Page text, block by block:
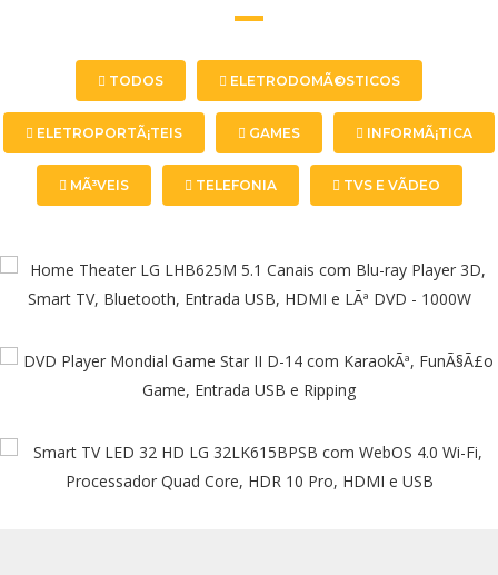
TODOS ELETRODOMÃ©STICOS
ELETROPORTÃ¡TEIS GAMES INFORMÃ¡TICA
MÃ³VEIS TELEFONIA TVS E VÃ­DEO